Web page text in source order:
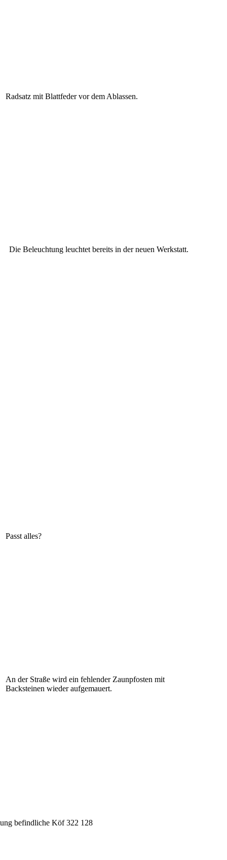
Radsatz mit Blattfeder vor dem Ablassen.
Die Beleuchtung leuchtet bereits in der neuen Werkstatt.
Passt alles?
An der Straße wird ein fehlender Zaunpfosten mit
Backsteinen wieder aufgemauert.
befindliche Köf 322 128